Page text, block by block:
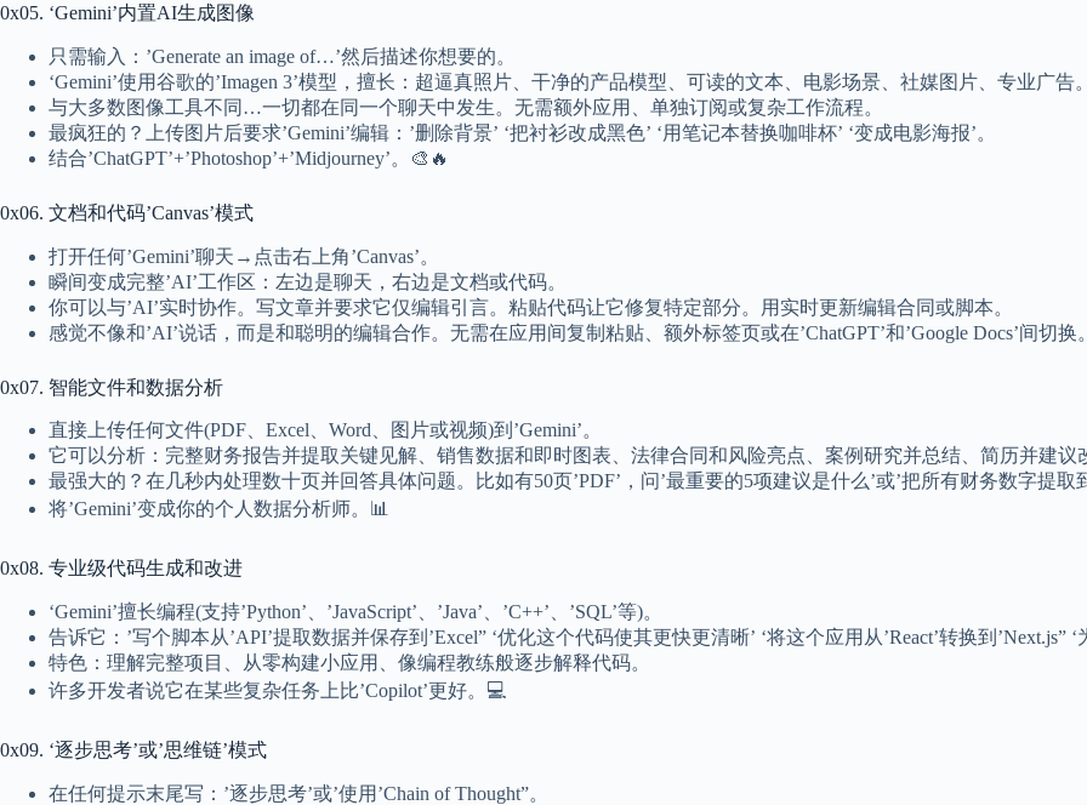
0x05. ‘Gemini’内置AI生成图像
只需输入：’Generate an image of…’然后描述你想要的。
‘Gemini’使用谷歌的’Imagen 3’模型，擅长：超逼真照片、干净的产品模型、可读的文本、电影场景、社媒图片、专业广告。
与大多数图像工具不同…一切都在同一个聊天中发生。无需额外应用、单独订阅或复杂工作流程。
最疯狂的？上传图片后要求’Gemini’编辑：’删除背景’ ‘把衬衫改成黑色’ ‘用笔记本替换咖啡杯’ ‘变成电影海报’。
结合’ChatGPT’+’Photoshop’+’Midjourney’。🎨🔥
0x06. 文档和代码’Canvas’模式
打开任何’Gemini’聊天→点击右上角’Canvas’。
瞬间变成完整’AI’工作区：左边是聊天，右边是文档或代码。
你可以与’AI’实时协作。写文章并要求它仅编辑引言。粘贴代码让它修复特定部分。用实时更新编辑合同或脚本。
感觉不像和’AI’说话，而是和聪明的编辑合作。无需在应用间复制粘贴、额外标签页或在’ChatGPT’和’Google Docs’间切换。
0x07. 智能文件和数据分析
直接上传任何文件(PDF、Excel、Word、图片或视频)到’Gemini’。
它可以分析：完整财务报告并提取关键见解、销售数据和即时图表、法律合同和风险亮点、案例研究并总结、简历并建议
最强大的？在几秒内处理数十页并回答具体问题。比如有50页’PDF’，问’最重要的5项建议是什么’或’把所有财务数字提取
将’Gemini’变成你的个人数据分析师。📊
0x08. 专业级代码生成和改进
‘Gemini’擅长编程(支持’Python’、’JavaScript’、’Java’、’C++’、’SQL’等)。
告诉它：’写个脚本从’API’提取数据并保存到’Excel” ‘优化这个代码使其更快更清晰’ ‘将这个应用从’React’转换到’Next.js” ‘
特色：理解完整项目、从零构建小应用、像编程教练般逐步解释代码。
许多开发者说它在某些复杂任务上比’Copilot’更好。💻
0x09. ‘逐步思考’或’思维链’模式
在任何提示末尾写：’逐步思考’或’使用’Chain of Thought”。